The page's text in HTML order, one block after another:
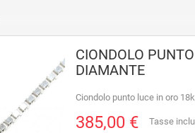
CIONDOLO
DIAMANTE
Ciondolo punto luce in oro
385,00 € Tasse